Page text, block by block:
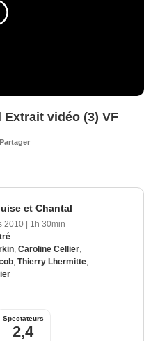
vidéo (3) VF
Partager
et Chantal
2010 | 1h 30min
Caroline Cellier
Thierry Lhermitte
Spectateurs
2,4